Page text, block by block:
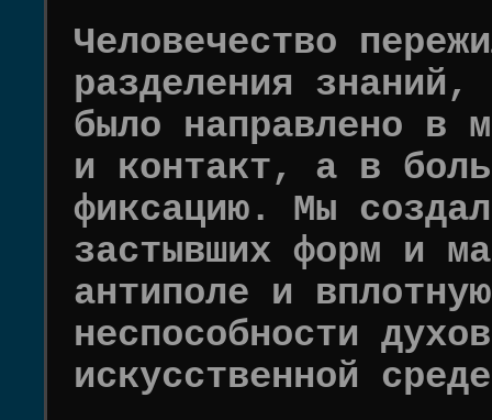
Человечество
разделения знаний,
было направлено в
и контакт, а в
фиксацию. Мы
застывших форм и
антиполе и
неспособности
искусственной